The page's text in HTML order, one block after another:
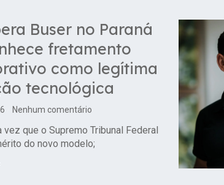
Buser no Paraná
fretamento
como legítima
tecnológica
Nenhum comentário
vez que o Supremo Tribunal Federal
do novo modelo;